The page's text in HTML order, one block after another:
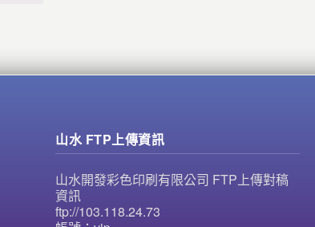
山水 FTP上傳資訊
山水開發彩色印刷有限公司 FTP上傳對稿
資訊
ftp://103.118.24.73